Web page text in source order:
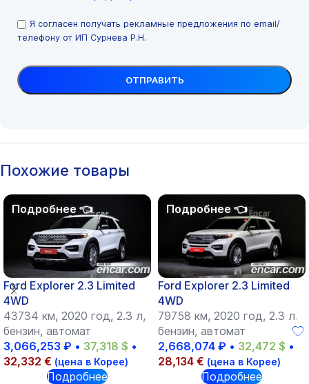
Я согласен получать рекламные предложения по email/
телефону от ИП Сурнева Р.Н.
Похожие товары
Ford Explorer 2.3 Limited
4WD
43734 км, 2020 год, 2.3 л,
бензин, автомат
3,066,253 ₽ • 37,318 $ •
32,332 € (цена в Корее)
Подробнее
Ford Explorer 2.3 Limited
4WD
79758 км, 2020 год, 2.3 л,
бензин, автомат
2,668,074 ₽ • 32,472 $ •
28,134 € (цена в Корее)
Подробнее